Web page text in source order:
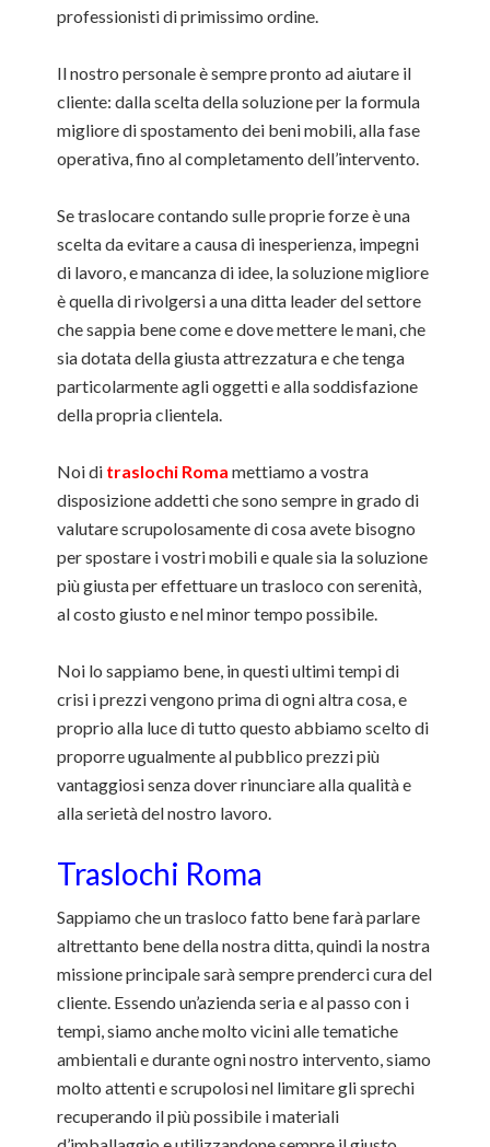
professionisti di primissimo ordine.
Il nostro personale è sempre pronto ad aiutare il
cliente: dalla scelta della soluzione per la formula
migliore di spostamento dei beni mobili, alla fase
operativa, fino al completamento dell’intervento.
Se traslocare contando sulle proprie forze è una
scelta da evitare a causa di inesperienza, impegni
di lavoro, e mancanza di idee, la soluzione migliore
è quella di rivolgersi a una ditta leader del settore
che sappia bene come e dove mettere le mani, che
sia dotata della giusta attrezzatura e che tenga
particolarmente agli oggetti e alla soddisfazione
della propria clientela.
Noi di traslochi Roma mettiamo a vostra
disposizione addetti che sono sempre in grado di
valutare scrupolosamente di cosa avete bisogno
per spostare i vostri mobili e quale sia la soluzione
più giusta per effettuare un trasloco con serenità,
al costo giusto e nel minor tempo possibile.
Noi lo sappiamo bene, in questi ultimi tempi di
crisi i prezzi vengono prima di ogni altra cosa, e
proprio alla luce di tutto questo abbiamo scelto di
proporre ugualmente al pubblico prezzi più
vantaggiosi senza dover rinunciare alla qualità e
alla serietà del nostro lavoro.
Traslochi Roma
Sappiamo che un trasloco fatto bene farà parlare
altrettanto bene della nostra ditta, quindi la nostra
missione principale sarà sempre prenderci cura del
cliente. Essendo un’azienda seria e al passo con i
tempi, siamo anche molto vicini alle tematiche
ambientali e durante ogni nostro intervento, siamo
molto attenti e scrupolosi nel limitare gli sprechi
recuperando il più possibile i materiali